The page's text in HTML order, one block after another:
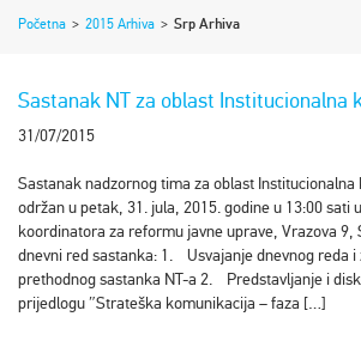
Početna > 2015 Arhiva > Srp Arhiva
Sastanak NT za oblast Institucionalna
31/07/2015
Sastanak nadzornog tima za oblast
održan u petak, 31. jula, 2015. godine u 13:00 sati
koordinatora za reformu javne uprave, Vrazova 9,
dnevni red sastanka: 1. Usvajanje dnevnog reda i
prethodnog sastanka NT-a 2. Predstavljanje i
prijedlogu ″Strateška komunikacija – faza […]